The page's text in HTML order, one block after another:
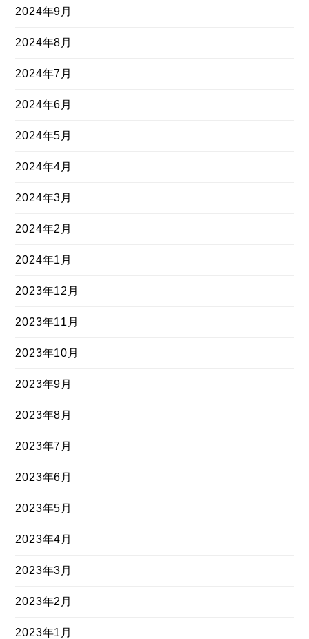
2024年9月
2024年8月
2024年7月
2024年6月
2024年5月
2024年4月
2024年3月
2024年2月
2024年1月
2023年12月
2023年11月
2023年10月
2023年9月
2023年8月
2023年7月
2023年6月
2023年5月
2023年4月
2023年3月
2023年2月
2023年1月